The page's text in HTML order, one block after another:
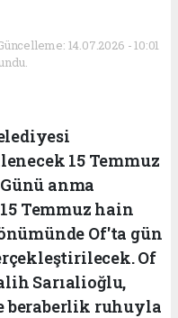
14.07.2026 - 10:01
15 Temmuz
anma
Temmuz hain
Of'ta gün
Of
Sarıalioğlu,
beraberlik ruhuyla